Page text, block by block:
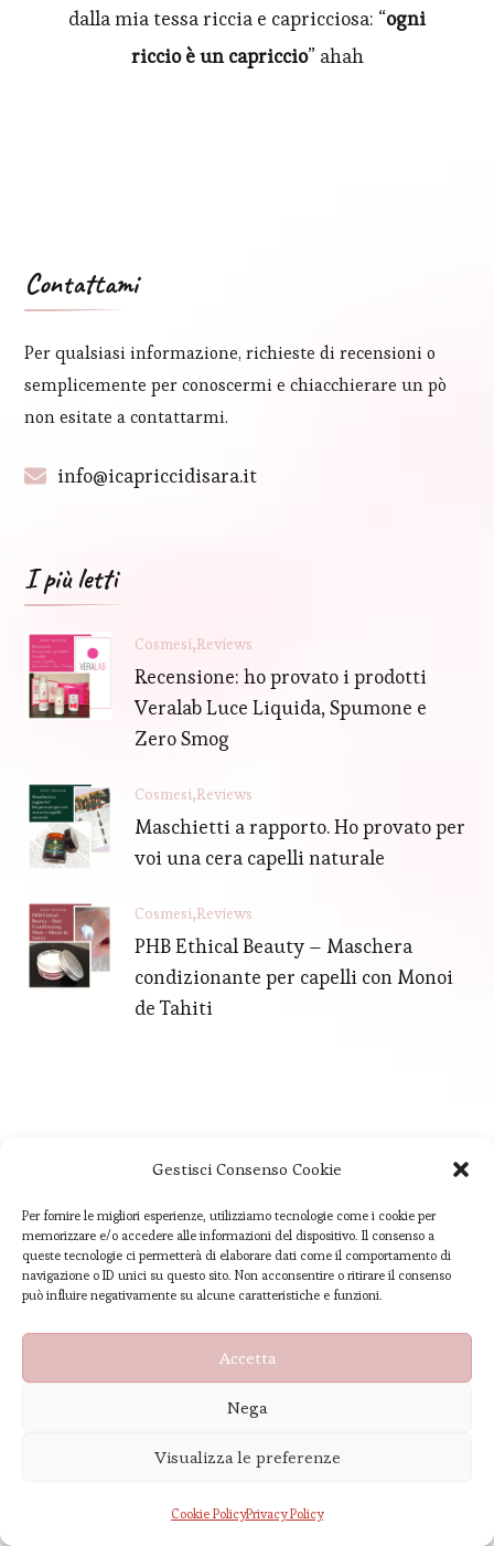
Gestisci Consenso Cookie
Per fornire le migliori esperienze, utilizziamo tecnologie come i cookie per
memorizzare e/o accedere alle informazioni del dispositivo. Il consenso a
queste tecnologie ci permetterà di elaborare dati come il comportamento di
navigazione o ID unici su questo sito. Non acconsentire o ritirare il consenso
può influire negativamente su alcune caratteristiche e funzioni.
Accetta
Nega
Visualizza le preferenze
Cookie PolicyPrivacy Policy
dalla mia tessa riccia e capricciosa: “ogni
riccio è un capriccio” ahah
Contattami
Per qualsiasi informazione, richieste di recensioni o
semplicemente per conoscermi e chiacchierare un pò
non esitate a contattarmi.
info@icapriccidisara.it
I più letti
Cosmesi Reviews
Recensione: ho provato i prodotti
Veralab Luce Liquida, Spumone e
Zero Smog
Cosmesi Reviews
Maschietti a rapporto. Ho provato per
voi una cera capelli naturale
Cosmesi Reviews
PHB Ethical Beauty – Maschera
condizionante per capelli con Monoi
de Tahiti
Iscriviti alla Newsletter
Selezionando questo, accetti la nostra
politica sulla privacy.